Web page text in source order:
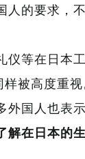
人的要求，
仪等在日本
样被高度重视
外国人也表
解在日本的